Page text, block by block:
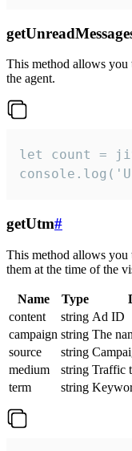
This method allows you
the agent.
let count =
getUtm#
This method allows you
them at the time of the
Name Type
content
string Ad ID
campaign string The
source
string
medium
string Traffic
term
string